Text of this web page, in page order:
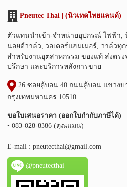
Pneutec Thai | (นิวเทคไทยแลนด์)
ตัวแทนนำเข้า-จำหน่ายอุปกรณ์ ไฟฟ้า,
นอยด์วาล์ว, วอเตอร์แฮมเมอร์, วาล์ว
สำหรับงานอุตสาหกรรม ของแท้ ส่งตรง
ปรึกษา และบริการหลังการขาย
26 ซอยคู้บอน 40 ถนนคู้บอน แขวงบ
กรุงเทพมหานคร 10510
ขอใบเสนอราคา (ออกใบกำกับภาษีได้)
• 083-028-8386 (คุณแมน)
E-mail : pneutecthai@gmail.com
@pneutecthai